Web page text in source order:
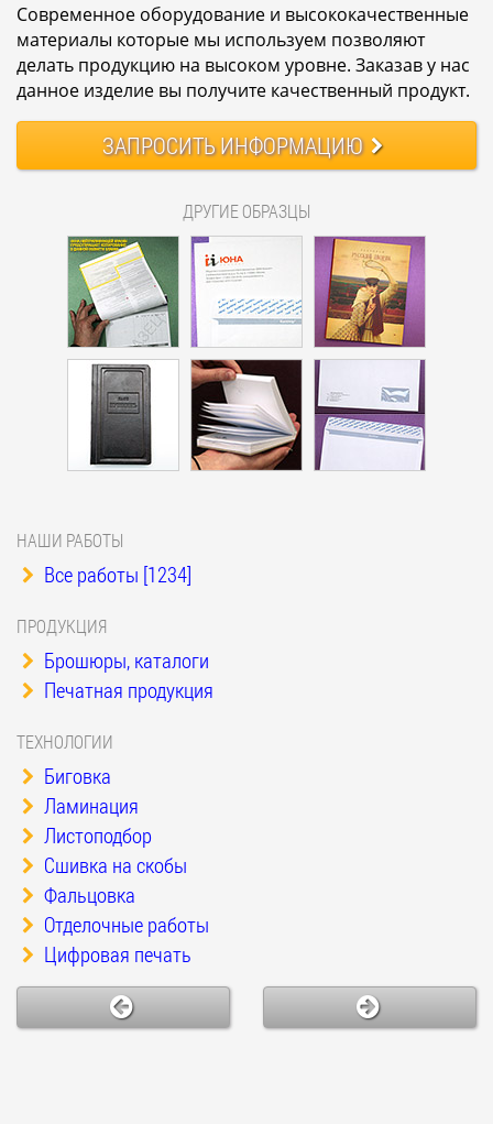
Современное оборудование и высококачественные
материалы которые мы используем позволяют
делать продукцию на высоком уровне. Заказав у нас
данное изделие вы получите качественный продукт.
ЗАПРОСИТЬИНФОРМАЦИЮ
ДРУГИЕ ОБРАЗЦЫ
НАШИ РАБОТЫ
Все работы [1234]
ПРОДУКЦИЯ
Брошюры, каталоги
Печатная продукция
ТЕХНОЛОГИИ
Биговка
Ламинация
Листоподбор
Сшивка на скобы
Фальцовка
Отделочные работы
Цифровая печать